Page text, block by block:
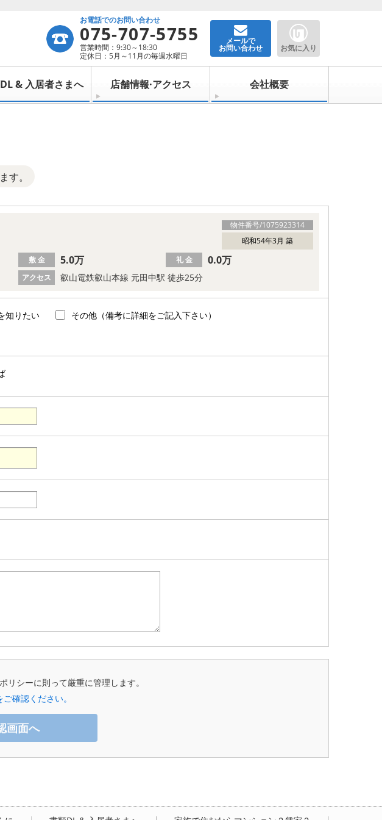
お電話でのお問い合わせ
075-707-5755
営業時間：9:30～18:30
定休日：5月～11月の毎週水曜日
メールで
お問い合わせ お気に入り
& 入居者さまへ 店舗情報·アクセス 会社概要
す。
物件番号/1075923314
昭和54年3月 築
アクセス 叡山電鉄叡山本線 元田中駅 徒歩25分
敷 金 5.0万 礼 金 0.0万
知りたい その他（備考に詳細をご記入下さい）
シーに則って厳重に管理します。
確認ください。
画面へ